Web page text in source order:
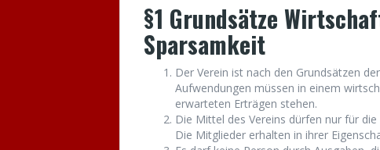
§1 Grundsätze
Sparsamkeit
Der Verein ist nach den Grundsätzen
Aufwendungen müssen in einem
erwarteten Erträgen stehen.
Die Mittel des Vereins dürfen nur für
Die Mitglieder erhalten in ihrer